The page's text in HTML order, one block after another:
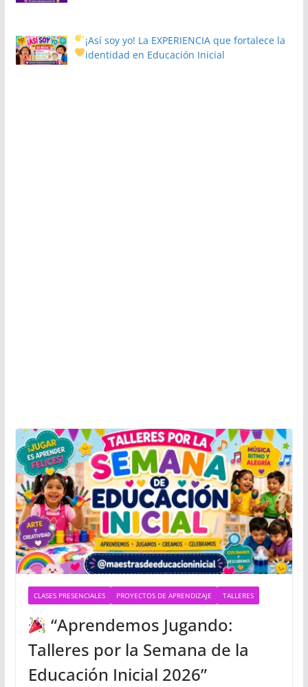
¡Así soy yo! La EXPERIENCIA que fortalece la
identidad en Educación Inicial
CLASES PRESENCIALES PROYECTOS DE APRENDIZAJE TALLERES
“Aprendemos Jugando:
Talleres por la Semana de la
Educación Inicial 2026”